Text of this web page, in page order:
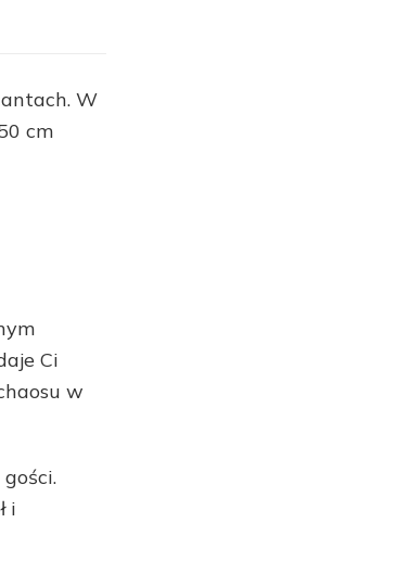
W
cm
Ci
w
i